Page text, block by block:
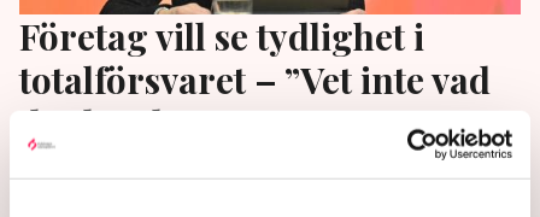
Företag vill se tydlighet i
totalförsvaret – ”Vet inte vad
de ska planera”
Företag spelar en viktig roll i totalförsvaret, men